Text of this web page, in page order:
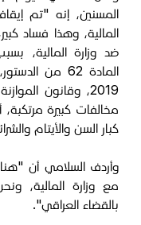
المالية، وهذا فساد
ضد وزارة المالية،
مخالفات كبيرة
كبار السن والأيتام
وأردف السلامي أن
مع وزارة المالية،
بالقضاء العراقي".